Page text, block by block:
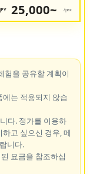
JPY 25,000~ /pax
험을 공유할 계획이
는 적용되지 않습
다. 정가를 이용하
고 싶으신 경우, 메
니다.
요금을 참조하십